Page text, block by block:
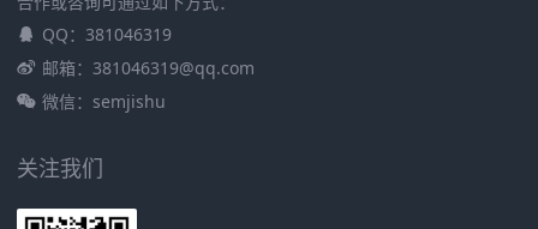
QQ：381046319
邮箱：381046319@qq.com
微信：semjishu
关注我们